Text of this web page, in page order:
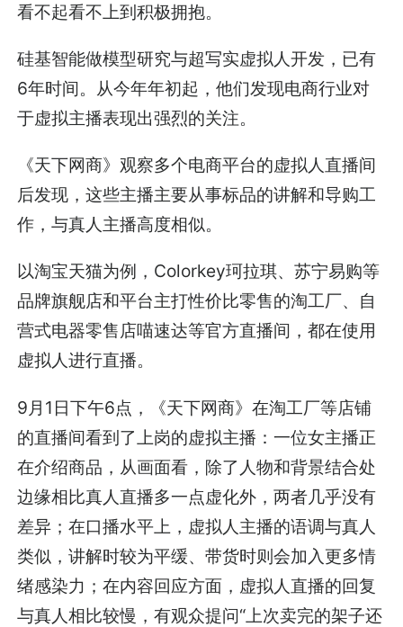
看不起看不上到积极拥抱。
硅基智能做模型研究与超写实虚拟人开发，已有
6年时间。从今年年初起，他们发现电商行业对
于虚拟主播表现出强烈的关注。
《天下网商》观察多个电商平台的虚拟人直播间
后发现，这些主播主要从事标品的讲解和导购工
作，与真人主播高度相似。
以淘宝天猫为例，Colorkey珂拉琪、苏宁易购等
品牌旗舰店和平台主打性价比零售的淘工厂、自
营式电器零售店喵速达等官方直播间，都在使用
虚拟人进行直播。
9月1日下午6点，《天下网商》在淘工厂等店铺
的直播间看到了上岗的虚拟主播：一位女主播正
在介绍商品，从画面看，除了人物和背景结合处
边缘相比真人直播多一点虚化外，两者几乎没有
差异；在口播水平上，虚拟人主播的语调与真人
类似，讲解时较为平缓、带货时则会加入更多情
绪感染力；在内容回应方面，虚拟人直播的回复
与真人相比较慢，有观众提问“上次卖完的架子还